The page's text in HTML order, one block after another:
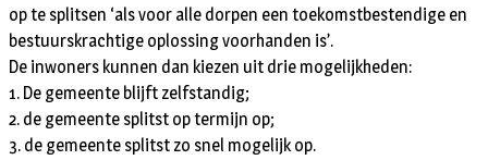
op te splitsen ‘als voor alle dorpen een toekomstbestendige en
bestuurskrachtige oplossing voorhanden is’.
De inwoners kunnen dan kiezen uit drie mogelijkheden:
1. De gemeente blijft zelfstandig;
2. de gemeente splitst op termijn op;
3. de gemeente splitst zo snel mogelijk op.